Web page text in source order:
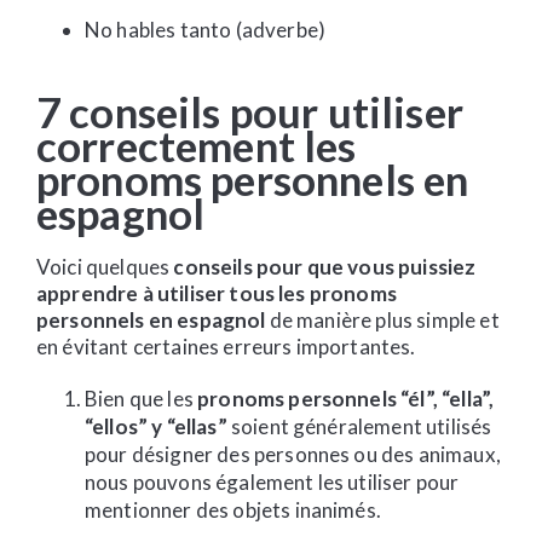
No hables tanto (adverbe)
7 conseils pour utiliser
correctement les
pronoms personnels en
espagnol
Voici quelques conseils pour que vous puissiez
apprendre à utiliser tous les pronoms
personnels en espagnol de manière plus simple et
en évitant certaines erreurs importantes.
Bien que les pronoms personnels “él”, “ella”,
“ellos” y “ellas” soient généralement utilisés
pour désigner des personnes ou des animaux,
nous pouvons également les utiliser pour
mentionner des objets inanimés.